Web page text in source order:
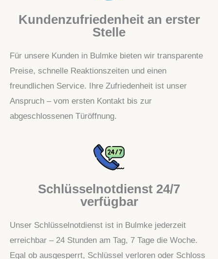
Kundenzufriedenheit an erster
Stelle
Für unsere Kunden in Bulmke bieten wir transparente
Preise, schnelle Reaktionszeiten und einen
freundlichen Service. Ihre Zufriedenheit ist unser
Anspruch – vom ersten Kontakt bis zur
abgeschlossenen Türöffnung.
Schlüsselnotdienst 24/7
verfügbar
Unser Schlüsselnotdienst ist in Bulmke jederzeit
erreichbar – 24 Stunden am Tag, 7 Tage die Woche.
Egal ob ausgesperrt, Schlüssel verloren oder Schloss